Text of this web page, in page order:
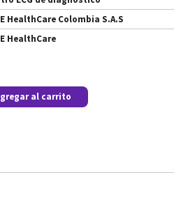
HealthCare Colombia S.A.S
HealthCare
al carrito